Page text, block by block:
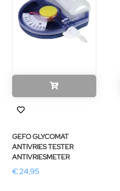
GEFO GLYCOMAT
ANTIVRIES TESTER
ANTIVRIESMETER
€ 24,95